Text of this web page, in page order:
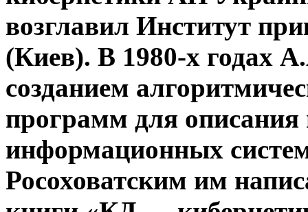
возглавил Институт
(Киев). В 1980-х годах
созданием
программ для описания
информационных
Росоховатским им